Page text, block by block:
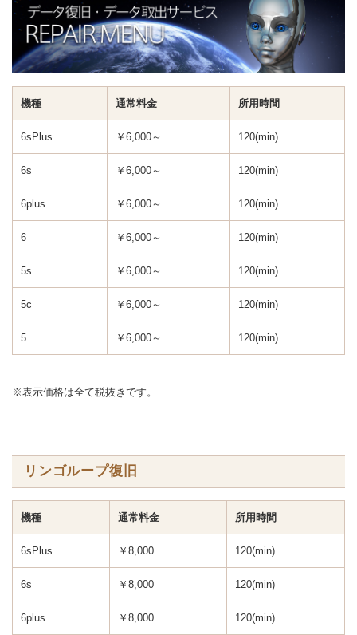
機種 通常料金 所用時間
6sPlus ￥6,000～ 120(min)
6s ￥6,000～ 120(min)
6plus ￥6,000～ 120(min)
6 ￥6,000～ 120(min)
5s ￥6,000～ 120(min)
5c ￥6,000～ 120(min)
5 ￥6,000～ 120(min)
※表示価格は全て税抜きです。
リンゴループ復旧
機種 通常料金 所用時間
6sPlus ￥8,000 120(min)
6s ￥8,000 120(min)
6plus ￥8,000 120(min)